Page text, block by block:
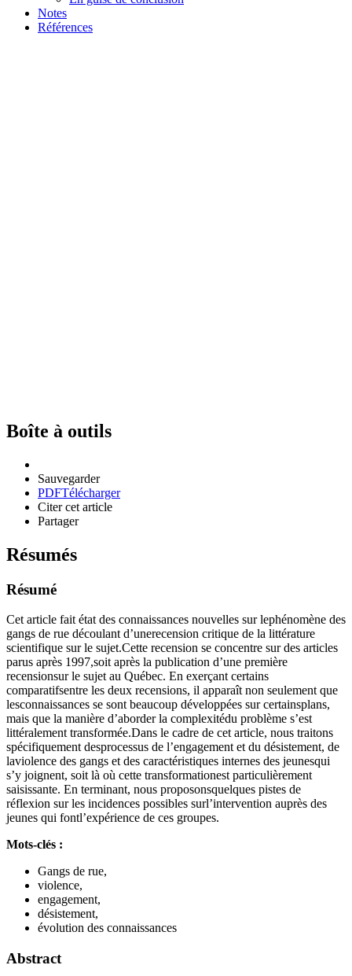
Notes
Références
Boîte à outils
Sauvegarder
PDFTélécharger
Citer cet article
Partager
Résumés
Résumé
Cet article fait état des connaissances nouvelles sur lephénomène des
gangs de rue découlant d’unerecension critique de la littérature
scientifique sur le sujet.Cette recension se concentre sur des articles
parus après 1997,soit après la publication d’une première
recensionsur le sujet au Québec. En exerçant certains
comparatifsentre les deux recensions, il apparaît non seulement que
lesconnaissances se sont beaucoup développées sur certainsplans,
mais que la manière d’aborder la complexitédu problème s’est
littéralement transformée.Dans le cadre de cet article, nous traitons
spécifiquement desprocessus de l’engagement et du désistement, de
laviolence des gangs et des caractéristiques internes des jeunesqui
s’y joignent, soit là où cette transformationest particulièrement
saisissante. En terminant, nous proposonsquelques pistes de
réflexion sur les incidences possibles surl’intervention auprès des
jeunes qui fontl’expérience de ces groupes.
Mots-clés :
Gangs de rue,
violence,
engagement,
désistement,
évolution des connaissances
Abstract